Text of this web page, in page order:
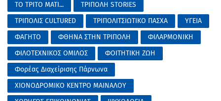
ΤΟ ΤΡΙΤΟ ΜΑΤΙ...
ΤΡΙΠΟΛΗ STORIES
ΤΡΙΠΟΛΙΣ CULTURED
ΤΡΙΠΟΛΙΤΣΙΩΤΙΚΟ ΠΑΣΧΑ
ΥΓΕΙΑ
ΦΑΓΗΤΟ
ΦΘΗΝΑ ΣΤΗΝ ΤΡΙΠΟΛΗ
ΦΙΛΑΡΜΟΝΙΚΗ
ΦΙΛΟΤΕΧΝΙΚΟΣ ΟΜΙΛΟΣ
ΦΟΙΤΗΤΙΚΗ ΖΩΗ
Φορέας Διαχείρισης Πάρνωνα
ΧΙΟΝΟΔΡΟΜΙΚΟ ΚΕΝΤΡΟ ΜΑΙΝΑΛΟΥ